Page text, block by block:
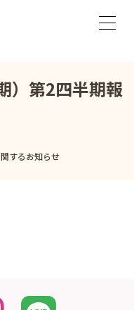
）第2四半期報
するお知らせ